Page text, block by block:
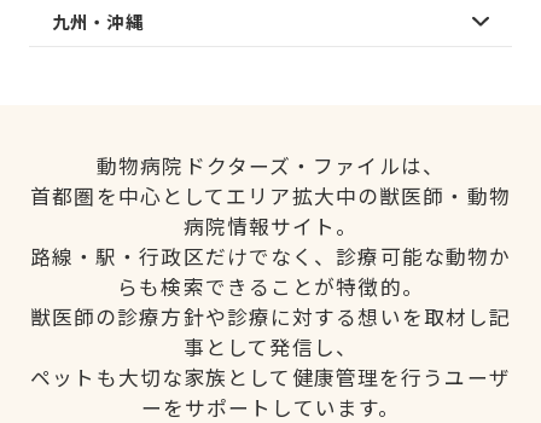
九州・沖縄
動物病院ドクターズ・ファイルは、
首都圏を中心としてエリア拡大中の獣医師・動物
病院情報サイト。
路線・駅・行政区だけでなく、診療可能な動物か
らも検索できることが特徴的。
獣医師の診療方針や診療に対する想いを取材し記
事として発信し、
ペットも大切な家族として健康管理を行うユーザ
ーをサポートしています。